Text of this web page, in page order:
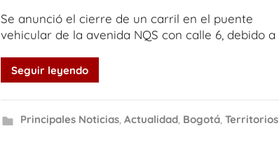
Se anunció el cierre de un carril en el puente
vehicular de la avenida NQS con calle 6, debido a
Seguir leyendo
Principales Noticias, Actualidad, Bogotá, Territorios